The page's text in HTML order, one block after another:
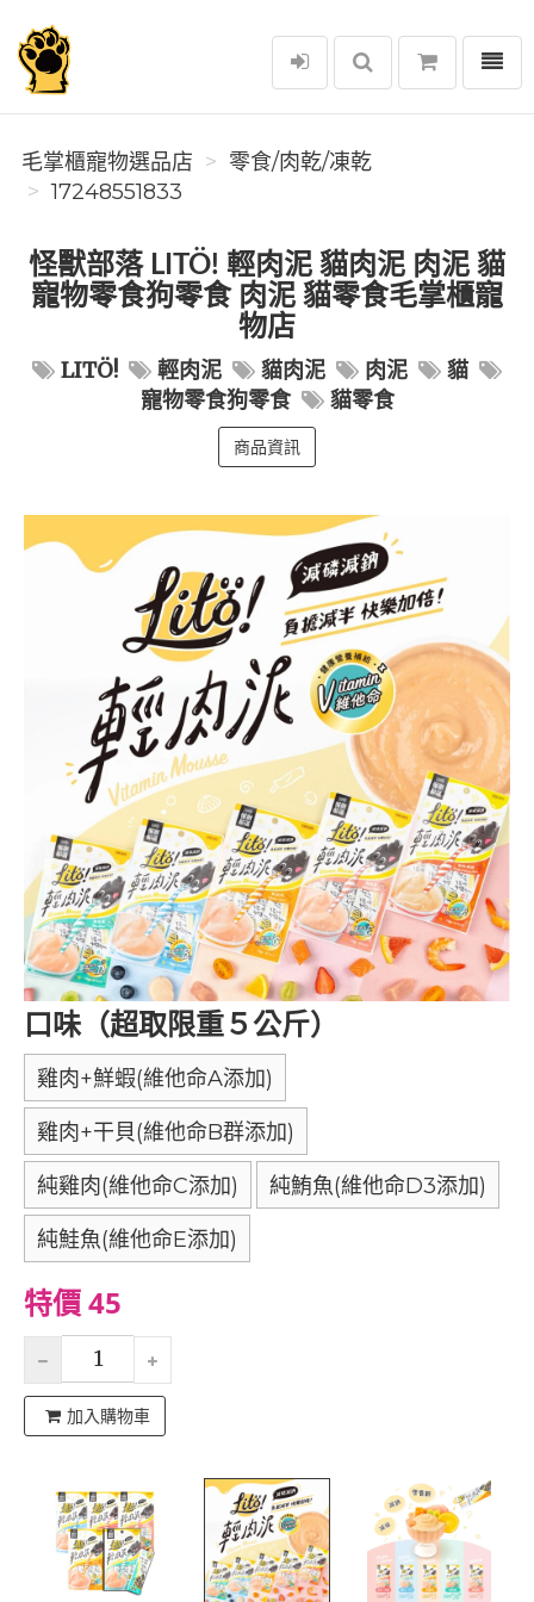
毛掌櫃寵物選品店
選單
毛掌櫃寵物選品店
零食/肉乾/凍乾
17248551833
怪獸部落 LITÖ! 輕肉泥 貓肉泥 肉泥 貓
寵物零食狗零食 肉泥 貓零食毛掌櫃寵
物店
LITÖ! 輕肉泥 貓肉泥 肉泥
貓
寵物零食狗零食
貓零食
商品資訊
口味（超取限重５公斤）
雞肉+鮮蝦(維他命A添加)
雞肉+干貝(維他命B群添加)
純雞肉(維他命C添加) 純鮪魚(維他命D3添加)
純鮭魚(維他命E添加)
特價 45
加入購物車